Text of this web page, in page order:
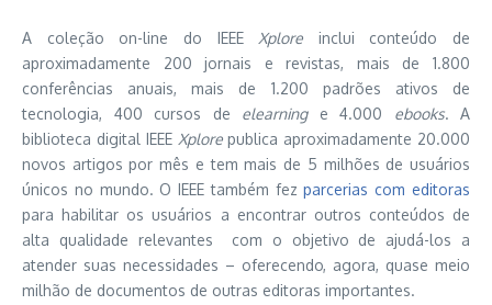
A coleção on-line do IEEE Xplore inclui conteúdo de
aproximadamente 200 jornais e revistas, mais de 1.800
conferências anuais, mais de 1.200 padrões ativos de
tecnologia, 400 cursos de elearninge 4.000 ebooks. A
biblioteca digital IEEE Xplorepublica aproximadamente 20.000
novos artigos por mês e tem mais de 5 milhões de usuários
únicos no mundo. O IEEE também fezparcerias com editoras
para habilitar os usuários a encontrar outros conteúdos de
alta qualidade relevantes com o objetivo de ajudá-los a
atender suas necessidades – oferecendo, agora, quase meio
milhão de documentos de outras editoras importantes.